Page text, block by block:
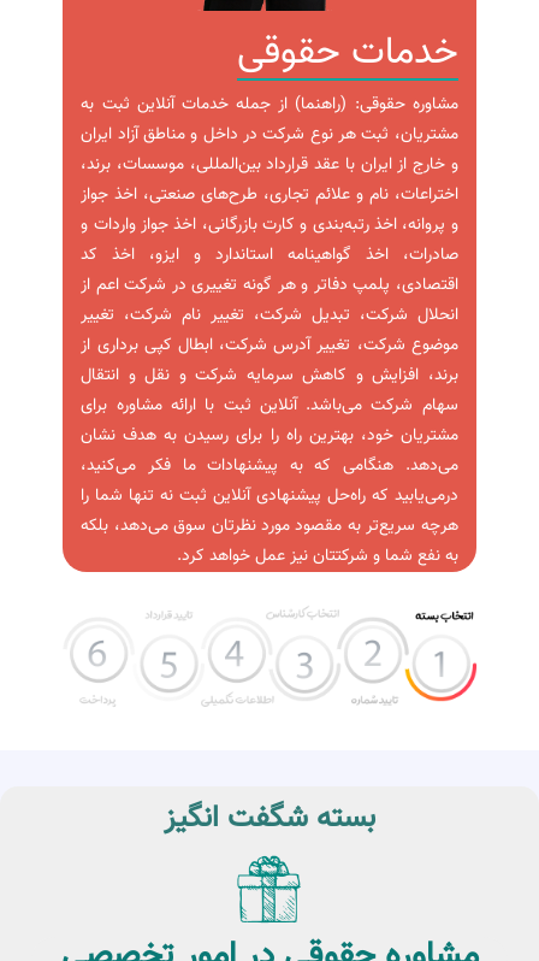
خدمات حقوقی
مشاوره حقوقی: (راهنما) از جمله خدمات آنلاین ثبت به
مشتریان، ثبت هر نوع شرکت در داخل و مناطق آزاد ایران
و خارج از ایران با عقد قرارداد بین‌المللی، موسسات، برند،
اختراعات، نام و علائم تجاری، طرح‌های صنعتی، اخذ جواز
و پروانه، اخذ رتبه‌بندی و کارت بازرگانی، اخذ جواز واردات و
صادرات، اخذ گواهینامه استاندارد و ایزو، اخذ کد
اقتصادی، پلمپ دفاتر و هر گونه تغییری در شرکت اعم از
انحلال شرکت، تبدیل شرکت، تغییر نام شرکت، تغییر
موضوع شرکت، تغییر آدرس شرکت، ابطال کپی برداری از
برند، افزایش و کاهش سرمایه شرکت و نقل و انتقال
سهام شرکت می‌باشد. آنلاین ثبت با ارائه مشاوره برای
مشتریان خود، بهترین راه را برای رسیدن به هدف نشان
می‌دهد. هنگامی که به پیشنهادات ما فکر می‌کنید،
درمی‌یابید که راه‌حل پیشنهادی آنلاین ثبت نه تنها شما را
هرچه سریع‌تر به مقصود مورد نظرتان سوق می‌دهد، بلکه
به نفع شما و شرکتتان نیز عمل خواهد کرد.
بسته شگفت انگیز